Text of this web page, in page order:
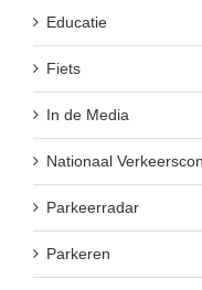
Educatie
Fiets
In de Media
Nationaal
Parkeerradar
Parkeren